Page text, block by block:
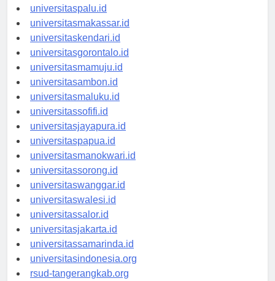
universitaspalu.id
universitasmakassar.id
universitaskendari.id
universitasgorontalo.id
universitasmamuju.id
universitasambon.id
universitasmaluku.id
universitassofifi.id
universitasjayapura.id
universitaspapua.id
universitasmanokwari.id
universitassorong.id
universitaswanggar.id
universitaswalesi.id
universitassalor.id
universitasjakarta.id
universitassamarinda.id
universitasindonesia.org
rsud-tangerangkab.org